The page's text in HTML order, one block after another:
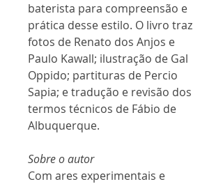
baterista para compreensão e
prática desse estilo. O livro traz
fotos de Renato dos Anjos e
Paulo Kawall; ilustração de Gal
Oppido; partituras de Percio
Sapia; e tradução e revisão dos
termos técnicos de Fábio de
Albuquerque.
Sobre o autor
Com ares experimentais e